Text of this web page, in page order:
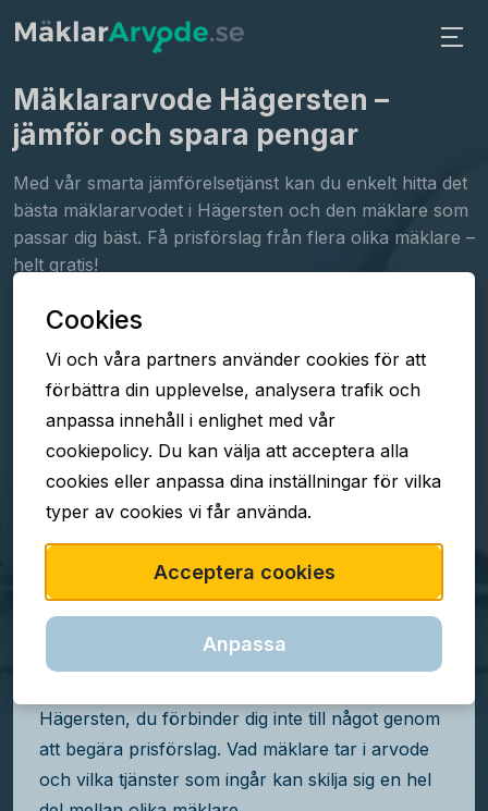
Mäklararvode Hägersten –
jämför och spara pengar
Med vår smarta jämförelsetjänst kan du enkelt hitta det
bästa mäklararvodet i Hägersten och den mäklare som
passar dig bäst. Få prisförslag från flera olika mäklare –
helt gratis!
Fyll i formuläret
Jämför arvoden
Välj mäklare
TJÄNSTEN ÄR GRATIS
Jämför mäklararvoden i
Hägersten
Hägersten, du förbinder dig inte till något genom
att begära prisförslag. Vad mäklare tar i arvode
och vilka tjänster som ingår kan skilja sig en hel
Cookies
Vi och våra partners använder cookies för att
förbättra din upplevelse, analysera trafik och
anpassa innehåll i enlighet med vår
cookiepolicy. Du kan välja att acceptera alla
cookies eller anpassa dina inställningar för vilka
typer av cookies vi får använda.
Acceptera cookies
Anpassa